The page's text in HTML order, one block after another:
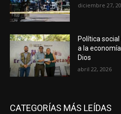
diciembre 27,
Política
a la
Dios
abril 22, 2026
CATEGORÍAS MÁS LEÍDAS